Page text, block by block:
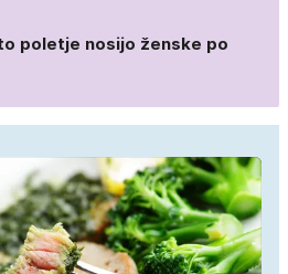
poletje nosijo ženske po